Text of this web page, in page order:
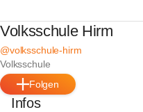
Volksschule Hirm
@volksschule-hirm
Volksschule
Folgen
Infos